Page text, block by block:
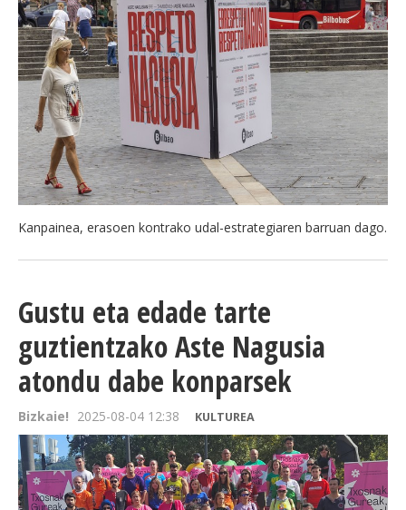
Kanpainea, erasoen kontrako udal-estrategiaren barruan dago.
Gustu eta edade tarte
guztientzako Aste Nagusia
atondu dabe konparsek
Bizkaie! 2025-08-04 12:38 KULTUREA